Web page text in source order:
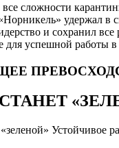
сложности
удержал в
и сохранил все
для успешной работы
Устойчивое